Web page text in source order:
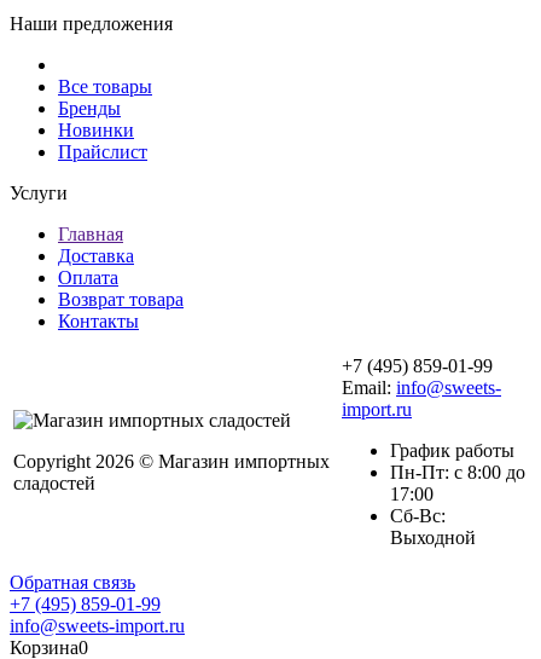
Наши предложения
Все товары
Бренды
Новинки
Прайслист
Услуги
Главная
Доставка
Оплата
Возврат товара
Контакты
Copyright 2026 © Магазин импортных
сладостей
+7 (495) 859-01-99
Email: info@sweets-
import.ru
График работы
Пн-Пт: с 8:00 до
17:00
Сб-Вс:
Выходной
Обратная связь
+7 (495) 859-01-99
info@sweets-import.ru
Корзина0